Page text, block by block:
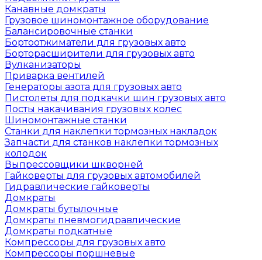
Канавные домкраты
Грузовое шиномонтажное оборудование
Балансировочные станки
Бортоотжиматели для грузовых авто
Борторасширители для грузовых авто
Вулканизаторы
Приварка вентилей
Генераторы азота для грузовых авто
Пистолеты для подкачки шин грузовых авто
Посты накачивания грузовых колес
Шиномонтажные станки
Станки для наклепки тормозных накладок
Запчасти для станков наклепки тормозных
колодок
Выпрессовщики шкворней
Гайковерты для грузовых автомобилей
Гидравлические гайковерты
Домкраты
Домкраты бутылочные
Домкраты пневмогидравлические
Домкраты подкатные
Компрессоры для грузовых авто
Компрессоры поршневые